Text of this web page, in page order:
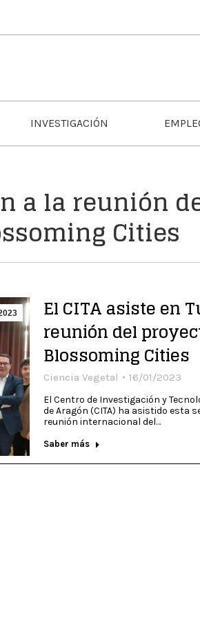
INVESTIGACIÓN
a la reunión
Cities
El CITA asiste en
reunión del
Blossoming Cities
Ciencia Vegetal 16/01/2023
El Centro de Investigación y
de Aragón (CITA) ha asistido esta
reunión internacional del…
Saber más